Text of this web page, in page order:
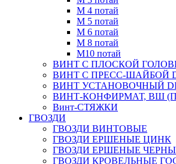
М 4 потай
М 5 потай
М 6 потай
М 8 потай
М10 потай
ВИНТ С ПЛОСКОЙ
ВИНТ С ПРЕСС-ШАЙБОЙ
ВИНТ УСТАНОВОЧНЫЙ
ВИНТ-КОНФИРМАТ, ВШ
Винт-СТЯЖКИ
ГВОЗДИ
ГВОЗДИ ВИНТОВЫЕ
ГВОЗДИ ЕРШЕНЫЕ ЦИНК
ГВОЗДИ ЕРШЕНЫЕ
ГВОЗДИ КРОВЕЛЬНЫЕ